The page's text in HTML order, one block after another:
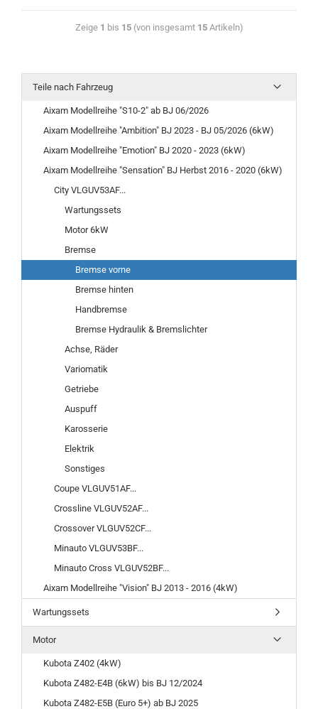
Zeige 1 bis 15(von insgesamt 15Artikeln)
Teile nach Fahrzeug
Aixam Modellreihe "S10-2" ab BJ 06/2026
Aixam Modellreihe "Ambition" BJ 2023 - BJ 05/2026 (6kW)
Aixam Modellreihe "Emotion" BJ 2020 - 2023 (6kW)
Aixam Modellreihe "Sensation" BJ Herbst 2016 - 2020 (6kW)
City VLGUV53AF...
Wartungssets
Motor 6kW
Bremse
Bremse vorne
Bremse hinten
Handbremse
Bremse Hydraulik & Bremslichter
Achse, Räder
Variomatik
Getriebe
Auspuff
Karosserie
Elektrik
Sonstiges
Coupe VLGUV51AF...
Crossline VLGUV52AF...
Crossover VLGUV52CF...
Minauto VLGUV53BF...
Minauto Cross VLGUV52BF...
Aixam Modellreihe "Vision" BJ 2013 - 2016 (4kW)
Wartungssets
Motor
Kubota Z402 (4kW)
Kubota Z482-E4B (6kW) bis BJ 12/2024
Kubota Z482-E5B (Euro 5+) ab BJ 2025